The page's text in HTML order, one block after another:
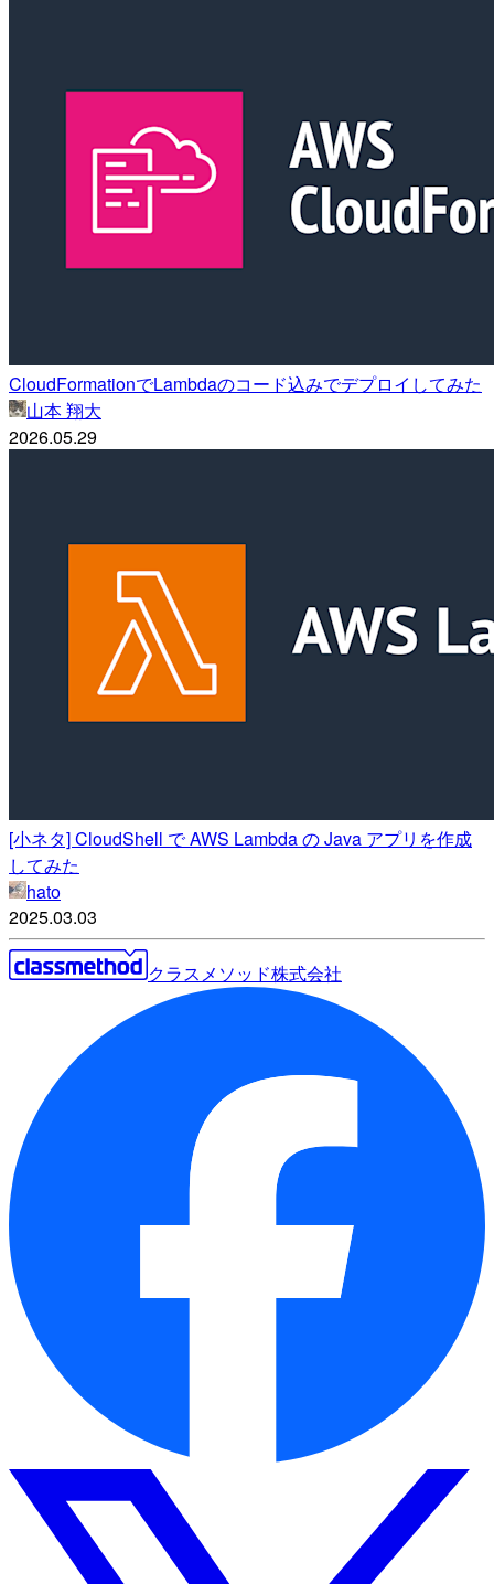
CloudFormationでLambdaのコード込みでデプロイしてみた
山本 翔大
2026.05.29
[小ネタ] CloudShell で AWS Lambda の Java アプリを作成
してみた
hato
2025.03.03
クラスメソッド株式会社